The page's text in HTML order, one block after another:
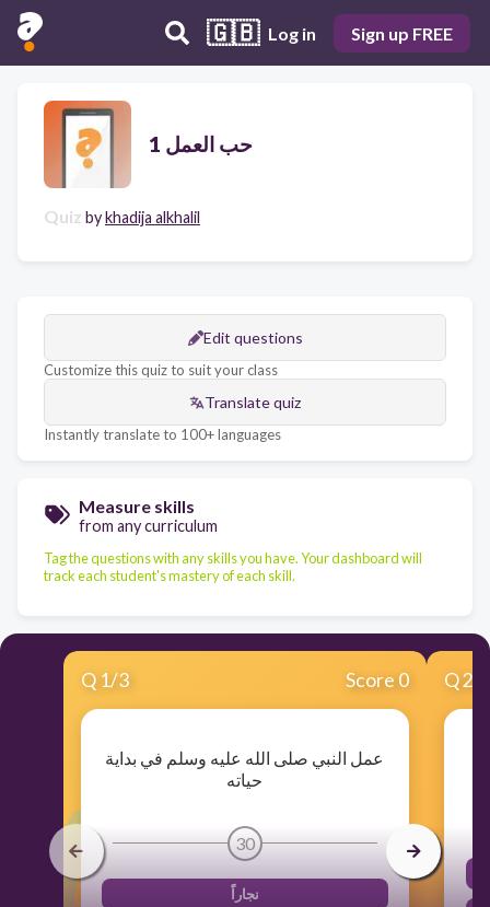
🇬🇧 Log in Sign up FREE
حب العمل 1
Quiz bykhadija alkhalil
Edit questions
Customize this quiz to suit your class
Translate quiz
Instantly translate to 100+ languages
Measure skills
from any curriculum
Tag the questions with any skills you have. Your dashboard will
track each student's mastery of each skill.
Q 1/3 Score 0
عمل النبي صلى الله عليه وسلم في بداية
حياته
30
نجاراً
Q2